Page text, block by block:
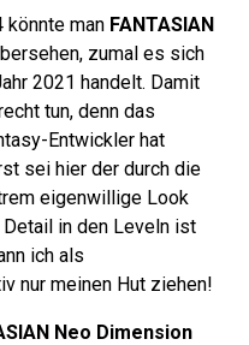
könnte man FANTASIAN
zumal es sich
2021 handelt. Damit
tun, denn das
Entwickler hat
sei hier der durch die
eigenwillige Look
in den Leveln ist
ich als
nur meinen Hut ziehen!
Neo Dimension